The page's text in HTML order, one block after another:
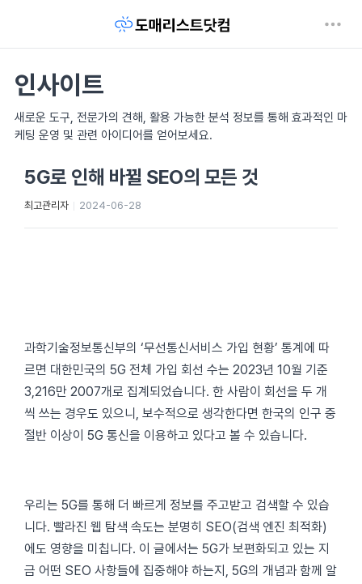
인사이트
새로운 도구, 전문가의 견해, 활용 가능한 분석 정보를 통해 효과적인 마
케팅 운영 및 관련 아이디어를 얻어보세요.
5G로 인해 바뀔 SEO의 모든 것
최고관리자 2024-06-28
과학기술정보통신부의 ‘무선통신서비스 가입 현황’ 통계에 따
르면 대한민국의 5G 전체 가입 회선 수는 2023년 10월 기준
3,216만 2007개로 집계되었습니다. 한 사람이 회선을 두 개
씩 쓰는 경우도 있으니, 보수적으로 생각한다면 한국의 인구 중
절반 이상이 5G 통신을 이용하고 있다고 볼 수 있습니다.
우리는 5G를 통해 더 빠르게 정보를 주고받고 검색할 수 있습
니다. 빨라진 웹 탐색 속도는 분명히 SEO(검색 엔진 최적화)
에도 영향을 미칩니다. 이 글에서는 5G가 보편화되고 있는 지
금 어떤 SEO 사항들에 집중해야 하는지, 5G의 개념과 함께 알